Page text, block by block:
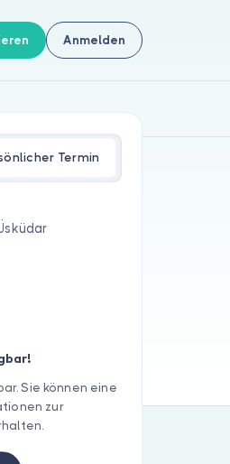
Anmelden
Termin
Sie können eine
zur